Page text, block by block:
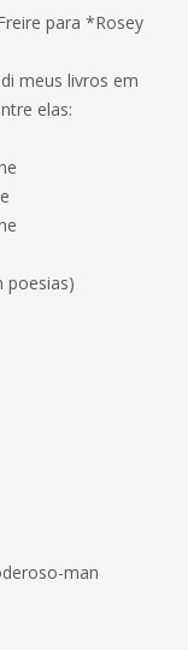
para *Rosey
meus livros em
elas:
poesias)
man